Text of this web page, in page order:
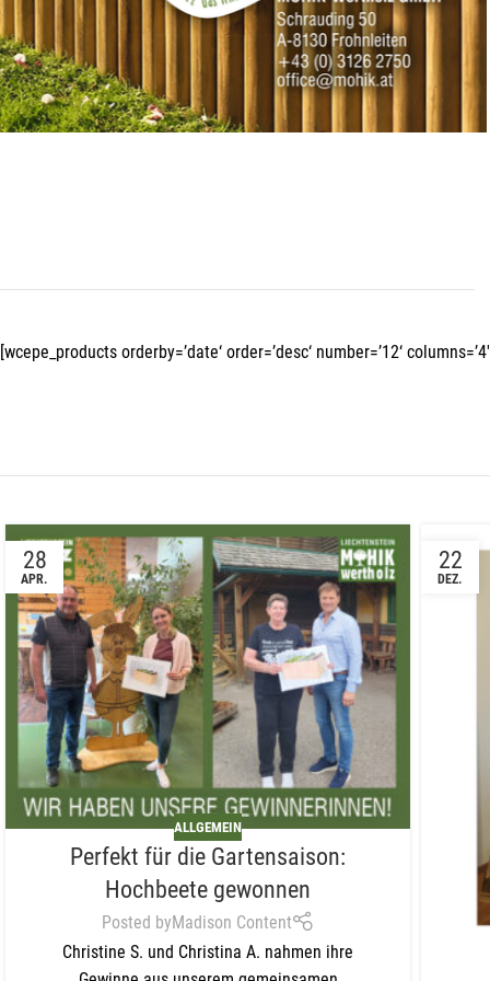
[wcepe_products orderby=’date‘ order=’desc‘ number=’12‘
28
APR.
ALLGEMEIN
Perfekt für die Gartensaison:
Hochbeete gewonnen
Posted byMadison Content
Christine S. und Christina A. nahmen ihre
22
DEZ.